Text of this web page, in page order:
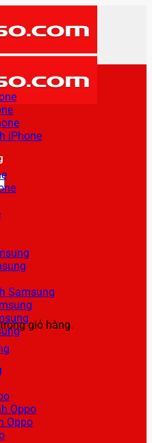
giỏ hàng.
iPhone
Samsung
Oppo
Oppo